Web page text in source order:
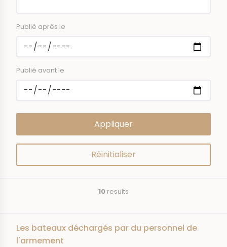
Publié après le
Publié avant le
10 results
Les bateaux déchargés par du personnel de
l'armement